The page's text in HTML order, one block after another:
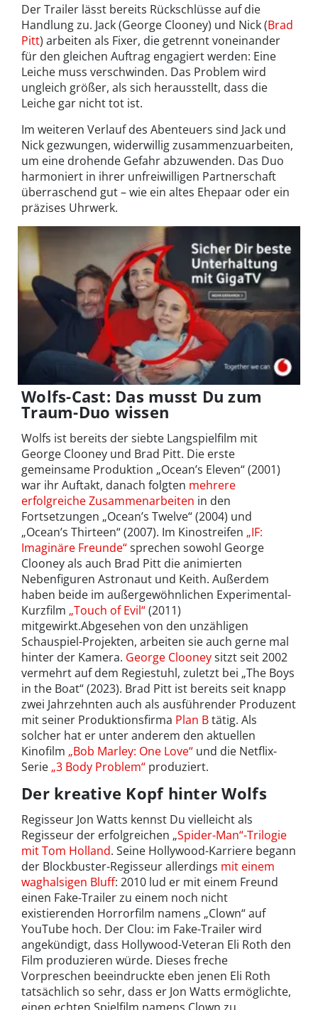
Der Trailer lässt bereits Rückschlüsse auf die
Handlung zu. Jack (George Clooney) und Nick (Brad
Pitt) arbeiten als Fixer, die getrennt voneinander
für den gleichen Auftrag engagiert werden: Eine
Leiche muss verschwinden. Das Problem wird
ungleich größer, als sich herausstellt, dass die
Leiche gar nicht tot ist.
Im weiteren Verlauf des Abenteuers sind Jack und
Nick gezwungen, widerwillig zusammenzuarbeiten,
um eine drohende Gefahr abzuwenden. Das Duo
harmoniert in ihrer unfreiwilligen Partnerschaft
überraschend gut – wie ein altes Ehepaar oder ein
präzises Uhrwerk.
Wolfs-Cast: Das musst Du zum
Traum-Duo wissen
Wolfs ist bereits der siebte Langspielfilm mit
George Clooney und Brad Pitt. Die erste
gemeinsame Produktion „Ocean’s Eleven“ (2001)
war ihr Auftakt, danach folgten mehrere
erfolgreiche Zusammenarbeiten in den
Fortsetzungen „Ocean’s Twelve“ (2004) und
„Ocean’s Thirteen“ (2007). Im Kinostreifen „IF:
Imaginäre Freunde“sprechen sowohl George
Clooney als auch Brad Pitt die animierten
Nebenfiguren Astronaut und Keith. Außerdem
haben beide im außergewöhnlichen Experimental-
Kurzfilm „Touch of Evil“(2011)
mitgewirkt.Abgesehen von den unzähligen
Schauspiel-Projekten, arbeiten sie auch gerne mal
hinter der Kamera. George Clooneysitzt seit 2002
vermehrt auf dem Regiestuhl, zuletzt bei „The Boys
in the Boat“ (2023). Brad Pitt ist bereits seit knapp
zwei Jahrzehnten auch als ausführender Produzent
mit seiner Produktionsfirma Plan Btätig. Als
solcher hat er unter anderem den aktuellen
Kinofilm „Bob Marley: One Love“ und die Netflix-
Serie „3 Body Problem“ produziert.
Der kreative Kopf hinter Wolfs
Regisseur Jon Watts kennst Du vielleicht als
Regisseur der erfolgreichen „Spider-Man“-Trilogie
mit Tom Holland. Seine Hollywood-Karriere begann
der Blockbuster-Regisseur allerdings mit einem
waghalsigen Bluff: 2010 lud er mit einem Freund
einen Fake-Trailer zu einem noch nicht
existierenden Horrorfilm namens „Clown“ auf
YouTube hoch. Der Clou: im Fake-Trailer wird
angekündigt, dass Hollywood-Veteran Eli Roth den
Film produzieren würde. Dieses freche
Vorpreschen beeindruckte eben jenen Eli Roth
tatsächlich so sehr, dass er Jon Watts ermöglichte,